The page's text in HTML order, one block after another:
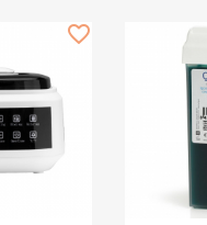
favorite_border